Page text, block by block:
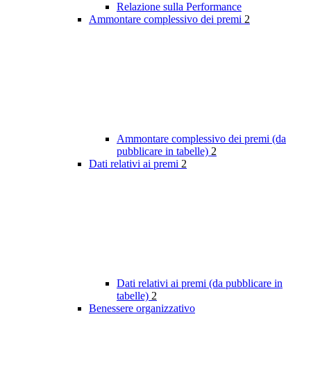
Relazione sulla Performance
Ammontare complessivo dei premi 2
Ammontare complessivo dei premi (da
pubblicare in tabelle) 2
Dati relativi ai premi 2
Dati relativi ai premi (da pubblicare in
tabelle) 2
Benessere organizzativo